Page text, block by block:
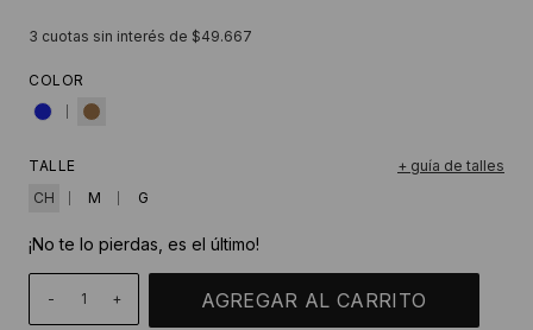
3 cuotas sin interés de $49.667
COLOR
TALLE
+ guía de talles
CH
M G
¡No te lo pierdas, es el último!
- +